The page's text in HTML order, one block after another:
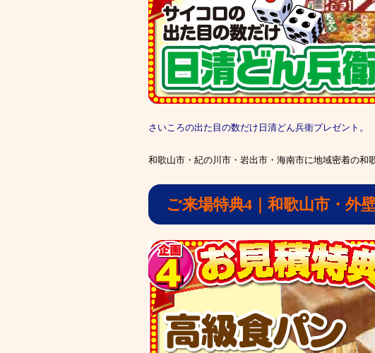
さいころの出た目の数だけ日清どん兵衛プレゼント。
和歌山市・紀の川市・岩出市・海南市に地域密着の和
ご来場特典4｜和歌山市・外